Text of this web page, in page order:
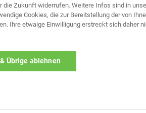
ist ihr
die Zukunft widerrufen. Weitere Infos sind in
Cookies, die zur Bereitstellung der von
Ihre etwaige Einwilligung erstreckt sich daher
Übrige ablehnen